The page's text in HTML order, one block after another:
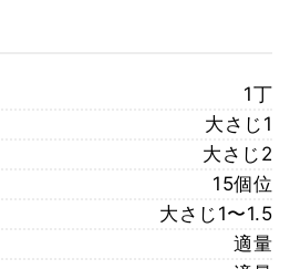
1丁
大さじ1
大さじ2
15個位
大さじ1〜1.5
適量